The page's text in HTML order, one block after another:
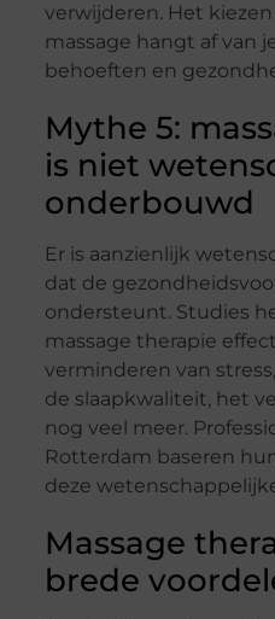
verwijderen. Het
massage hangt af van
behoeften en
Mythe 5:
is niet
onderbouwd
Er is aanzienlijk
dat de
ondersteunt. Studies
massage therapie
verminderen van
de slaapkwaliteit, het
nog veel meer.
Rotterdam baseren
deze
Massage
brede